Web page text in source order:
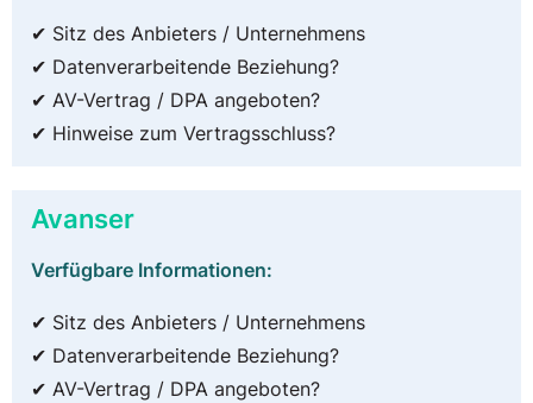
✔ Sitz des Anbieters / Unternehmens
✔ Datenverarbeitende Beziehung?
✔ AV-Vertrag / DPA angeboten?
✔ Hinweise zum Vertragsschluss?
Avanser
Verfügbare Informationen:
✔ Sitz des Anbieters / Unternehmens
✔ Datenverarbeitende Beziehung?
✔ AV-Vertrag / DPA angeboten?